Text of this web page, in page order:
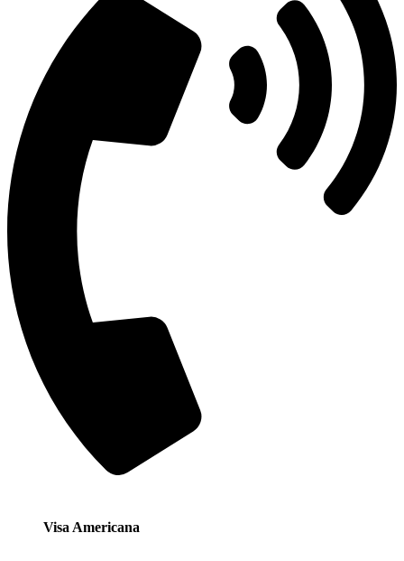
Visa Americana